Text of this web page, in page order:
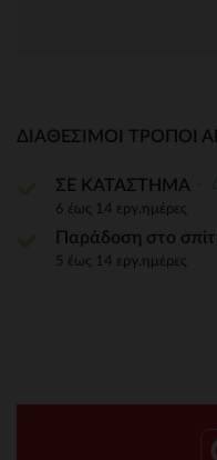
ΔΙΑΘΈΣΙΜΟΙ ΤΡΌΠΟΙ
ΣΕ ΚΑΤΑΣΤΗΜΑ
6 έως 14 εργ.ημέρες
Παράδοση στο
5 έως 14 εργ.ημέρες